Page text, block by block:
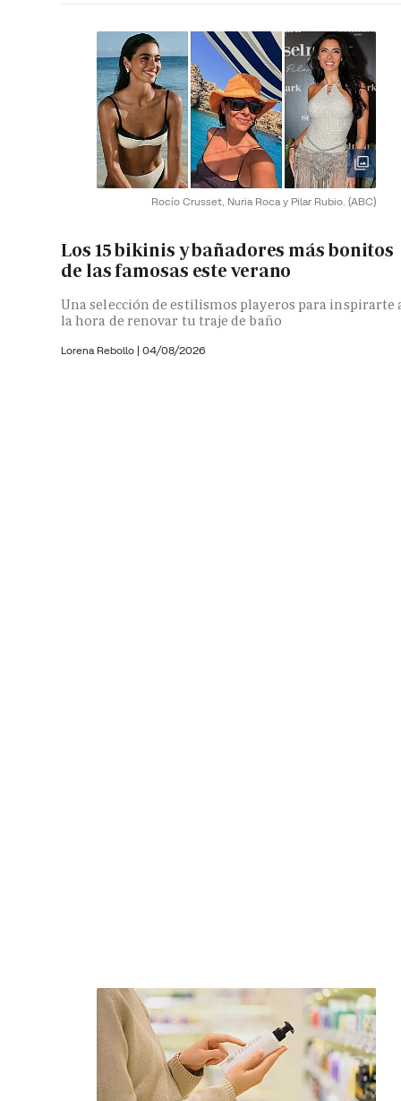
Rocío Crusset, Nuria Roca y Pilar Rubio. (ABC)
Los 15 bikinis y bañadores más bonitos
de las famosas este verano
Una selección de estilismos playeros para inspirarte
la hora de renovar tu traje de baño
Lorena Rebollo | 04/08/2026